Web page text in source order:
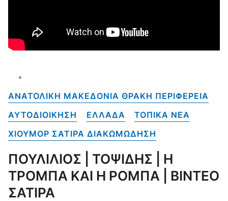
ΑΝΑΤΟΛΙΚΗ ΜΑΚΕΔΟΝΙΑ ΘΡΑΚΗ ΠΕΡΙΦΕΡΕΙΑ
ΑΥΤΟΔΙΟΙΚΗΣΗ
ΕΛΛΑΔΑ
ΤΟΠΙΚΑ NEA
ΧΙΟΥΜΟΡ ΣΑΤΙΡΑ ΔΙΑΚΩΜΩΔΗΣΗ
ΠΟΥΛΙΛΙΟΣ | ΤΟΨΙΔΗΣ | Η
ΤΡΟΜΠΑ ΚΑΙ Η ΡΟΜΠΑ | ΒΙΝΤΕΟ
ΣΑΤΙΡΑ